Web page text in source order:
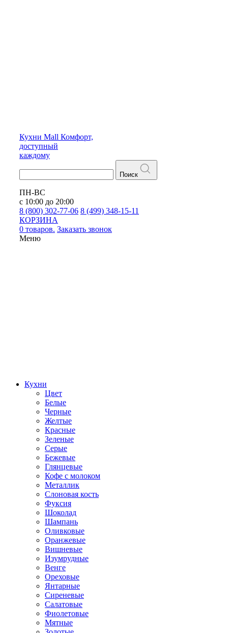
Кухни Mall Комфорт,
доступный
каждому
Поиск
ПН-ВС
с 10:00 до 20:00
8 (800) 302-77-06 8 (499) 348-15-11
КОРЗИНА
0 товаров. Заказать звонок
Меню
Кухни
Цвет
Белые
Черные
Желтые
Красные
Зеленые
Серые
Бежевые
Глянцевые
Кофе с молоком
Металлик
Слоновая кость
Фуксия
Шоколад
Шампань
Оливковые
Оранжевые
Вишневые
Изумрудные
Венге
Ореховые
Янтарные
Сиреневые
Салатовые
Фиолетовые
Мятные